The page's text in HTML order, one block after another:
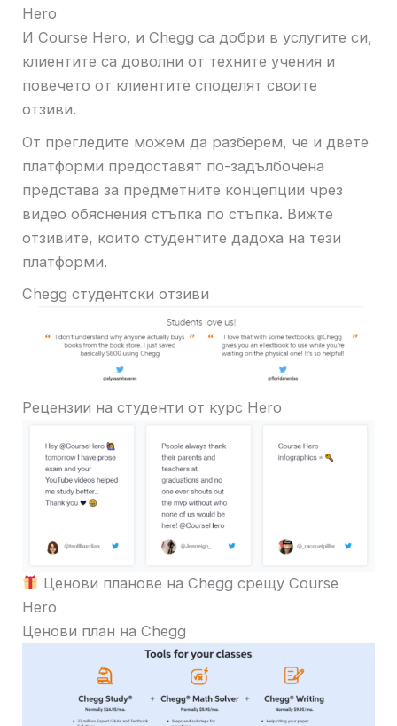
Hero
И Course Hero, и Chegg са добри в услугите си,
клиентите са доволни от техните учения и
повечето от клиентите споделят своите
отзиви.
От прегледите можем да разберем, че и двете
платформи предоставят по-задълбочена
представа за предметните концепции чрез
видео обяснения стъпка по стъпка. Вижте
отзивите, които студентите дадоха на тези
платформи.
Chegg студентски отзиви
Рецензии на студенти от курс Hero
Ценови планове на Chegg срещу Course
Hero
Ценови план на Chegg